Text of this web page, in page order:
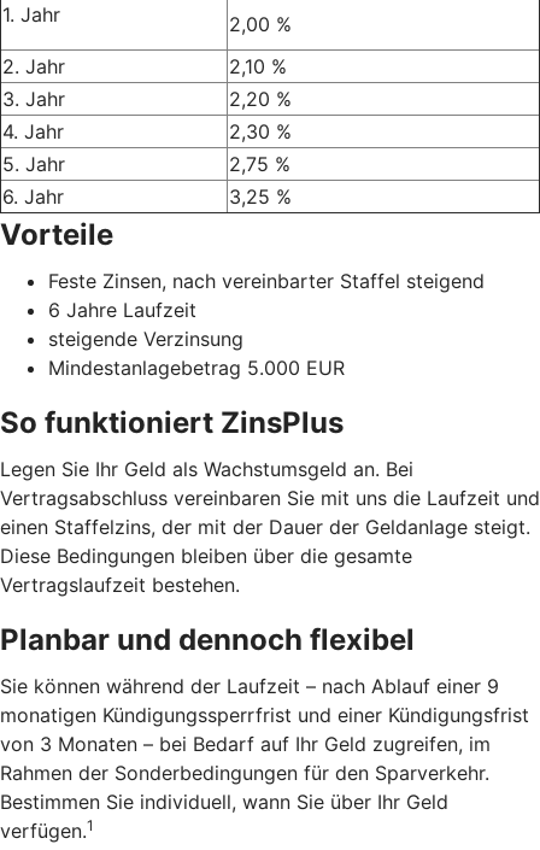
1. Jahr
2,00 %
2. Jahr
2,10 %
3. Jahr
2,20 %
4. Jahr
2,30 %
5. Jahr
2,75 %
6. Jahr
3,25 %
Vorteile
Feste Zinsen, nach vereinbarter Staffel steigend
6 Jahre Laufzeit
steigende Verzinsung
Mindestanlagebetrag 5.000 EUR
So funktioniert ZinsPlus
Legen Sie Ihr Geld als Wachstumsgeld an. Bei
Vertragsabschluss vereinbaren Sie mit uns die Laufzeit und
einen Staffelzins, der mit der Dauer der Geldanlage steigt.
Diese Bedingungen bleiben über die gesamte
Vertragslaufzeit bestehen.
Planbar und dennoch flexibel
Sie können während der Laufzeit – nach Ablauf einer 9
monatigen Kündigungssperrfrist und einer Kündigungsfrist
von 3 Monaten – bei Bedarf auf Ihr Geld zugreifen, im
Rahmen der Sonderbedingungen für den Sparverkehr.
Bestimmen Sie individuell, wann Sie über Ihr Geld
verfügen.1